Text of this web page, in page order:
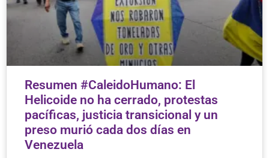
Resumen #CaleidoHumano: El
Helicoide no ha cerrado, protestas
pacíficas, justicia transicional y un
preso murió cada dos días en
Venezuela